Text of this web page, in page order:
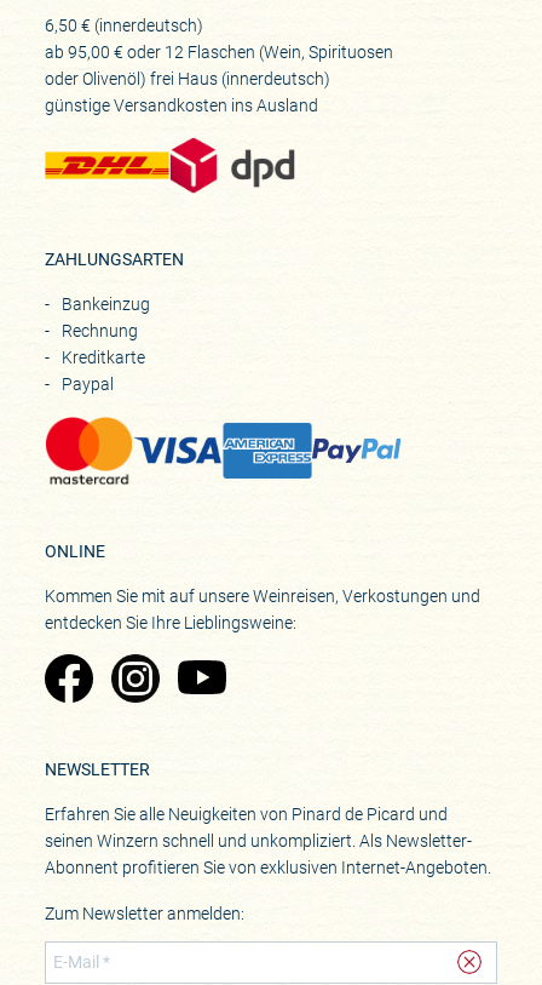
6,50 € (innerdeutsch)
ab 95,00 € oder 12 Flaschen (Wein, Spirituosen
oder Olivenöl) frei Haus (innerdeutsch)
günstige Versandkosten ins Ausland
ZAHLUNGSARTEN
Bankeinzug
Rechnung
Kreditkarte
Paypal
ONLINE
Kommen Sie mit auf unsere Weinreisen, Verkostungen und
entdecken Sie Ihre Lieblingsweine:
Zu Pinard's Facebook-Seite
Zu Pinard's Instagram-Seite
Zu Pinard's YouTube-Seite
NEWSLETTER
Erfahren Sie alle Neuigkeiten von Pinard de Picard und
seinen Winzern schnell und unkompliziert. Als Newsletter-
Abonnent profitieren Sie von exklusiven Internet-Angeboten.
Zum Newsletter anmelden: